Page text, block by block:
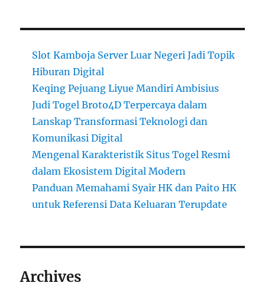
Slot Kamboja Server Luar Negeri Jadi Topik
Hiburan Digital
Keqing Pejuang Liyue Mandiri Ambisius
Judi Togel Broto4D Terpercaya dalam
Lanskap Transformasi Teknologi dan
Komunikasi Digital
Mengenal Karakteristik Situs Togel Resmi
dalam Ekosistem Digital Modern
Panduan Memahami Syair HK dan Paito HK
untuk Referensi Data Keluaran Terupdate
Archives